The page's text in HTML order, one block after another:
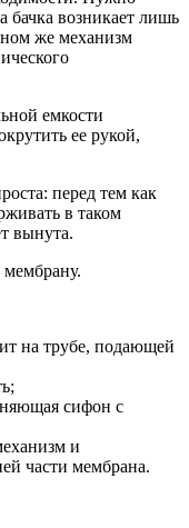
бачка возникает лишь
же механизм
емкости
ее рукой,
перед тем как
в таком
вынута.
на трубе, подающей
сифон с
и
части мембрана.